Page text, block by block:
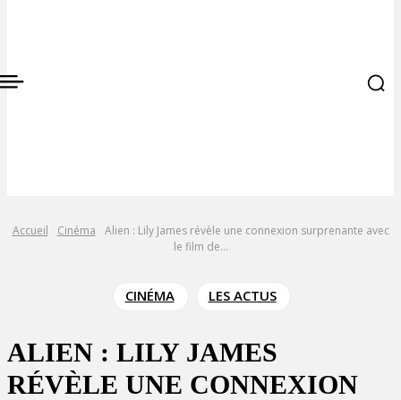
Accueil Cinéma
Alien : Lily James révèle une connexion surprenante avec
le film de...
CINÉMA LES ACTUS
ALIEN : LILY JAMES
RÉVÈLE UNE CONNEXION